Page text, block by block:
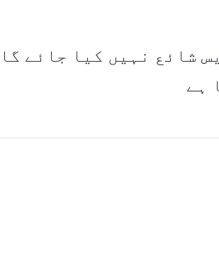
شائع نہیں کیا جائے
ہے